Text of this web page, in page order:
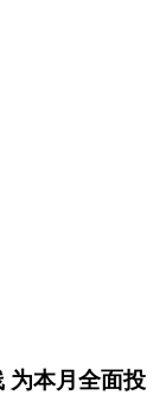
为本月全面投